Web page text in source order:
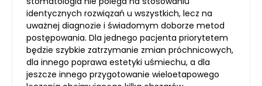
identycznych rozwiązań u wszystkich, lecz na
uważnej diagnozie i świadomym doborze metod
postępowania. Dla jednego pacjenta priorytetem
będzie szybkie zatrzymanie zmian próchnicowych,
dla innego poprawa estetyki uśmiechu, a dla
jeszcze innego przygotowanie wieloetapowego